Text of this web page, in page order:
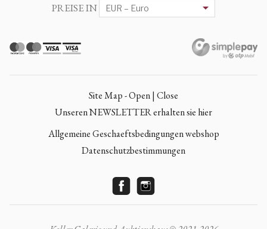
PREISE IN
Site Map - Open | Close
Unseren NEWSLETTER erhalten sie hier
Allgemeine Geschaeftsbedingungen webshop
Datenschutzbestimmungen